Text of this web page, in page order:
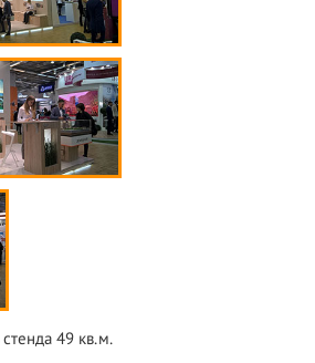
49 кв.м.